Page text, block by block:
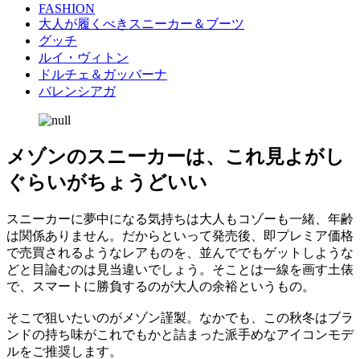
FASHION
大人が履くべきスニーカー＆ブーツ
グッチ
ルイ・ヴィトン
ドルチェ＆ガッバーナ
バレンシアガ
メゾンのスニーカーは、これ見よがし
ぐらいがちょうどいい
スニーカーに夢中になる気持ちは大人もコゾーも一緒、年齢
は関係ありません。だからといって発売後、即プレミア価格
で売買されるようなレアものを、並んででもゲットしような
どと目論むのは見当違いでしょう。そことは一線を画す土俵
で、スマートに勝負するのが大人の余裕というもの。
そこで狙いたいのがメゾン謹製。なかでも、この秋冬はブラ
ンドの持ち味がこれでもかと詰まった派手めなアイコンモデ
ルをご推奨します。